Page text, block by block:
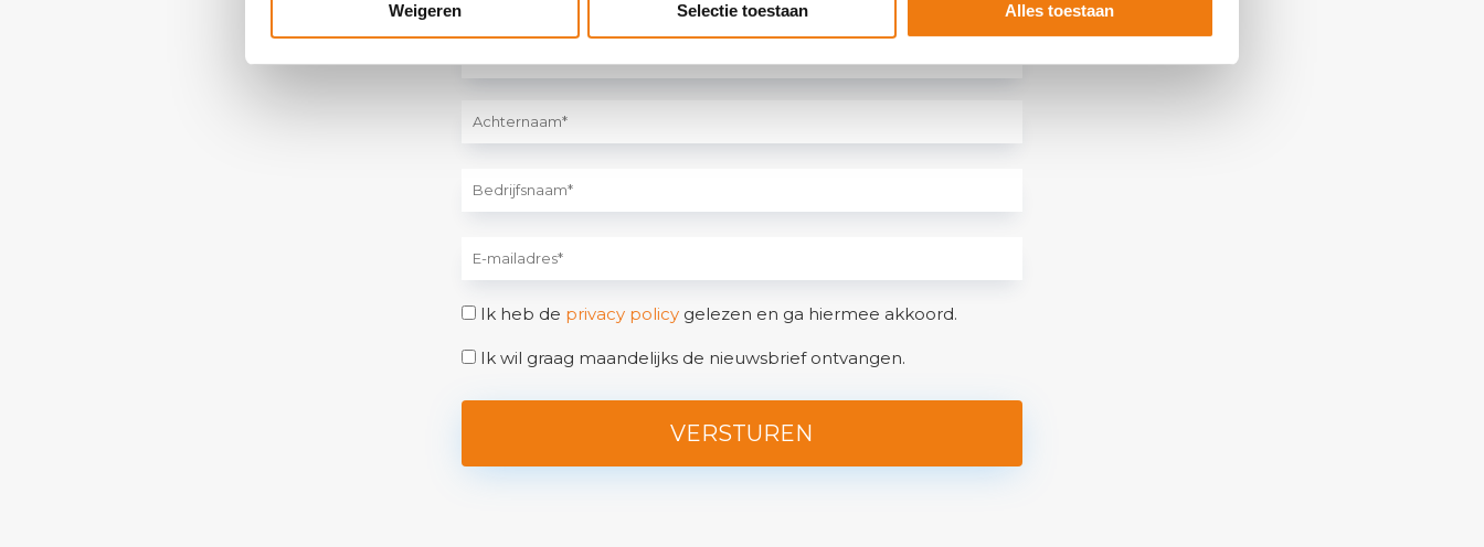
Weigeren Selectie toestaan Alles toestaan
verplichte velden
Voornaam
Ik heb de privacy policygelezen en ga hiermee akkoord.
Ik wil graag maandelijks de nieuwsbrief ontvangen.